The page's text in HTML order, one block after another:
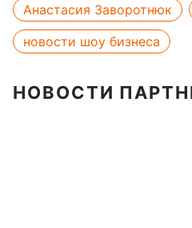
Анастасия Заворотнюк
новости шоу бизнеса
НОВОСТИ